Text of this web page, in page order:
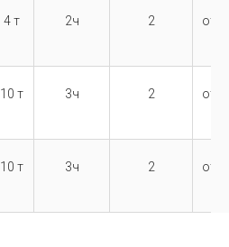
4 т 2ч 2
от
10 т 3ч 2
от
10 т 3ч 2
от